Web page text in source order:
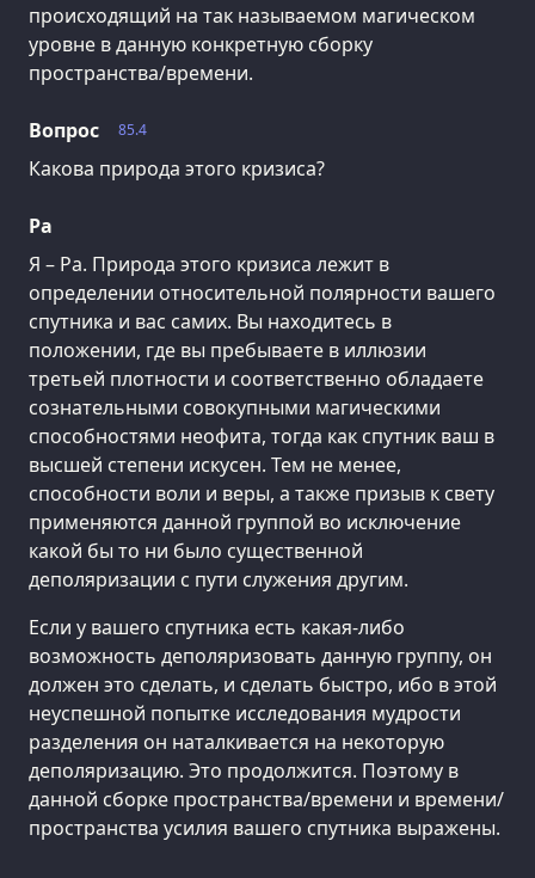
происходящий на так называемом магическом
уровне в данную конкретную сборку
пространства/времени.
85.4
Вопрос
Какова природа этого кризиса?
Ра
Я – Ра. Природа этого кризиса лежит в
определении относительной полярности вашего
спутника и вас самих. Вы находитесь в
положении, где вы пребываете в иллюзии
третьей плотности и соответственно обладаете
сознательными совокупными магическими
способностями неофита, тогда как спутник ваш в
высшей степени искусен. Тем не менее,
способности воли и веры, а также призыв к свету
применяются данной группой во исключение
какой бы то ни было существенной
деполяризации с пути служения другим.
Если у вашего спутника есть какая-либо
возможность деполяризовать данную группу, он
должен это сделать, и сделать быстро, ибо в этой
неуспешной попытке исследования мудрости
разделения он наталкивается на некоторую
деполяризацию. Это продолжится. Поэтому в
данной сборке пространства/времени и времени/
пространства усилия вашего спутника выражены.